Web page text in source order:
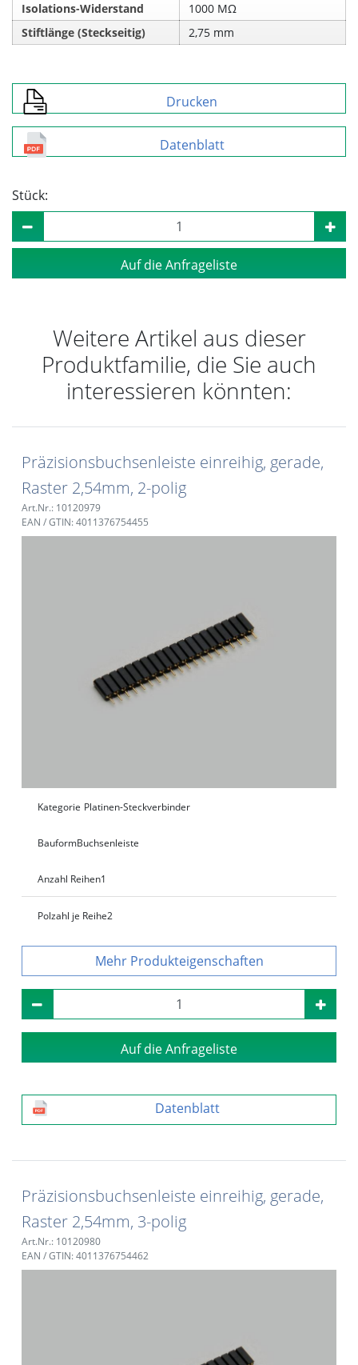
Isolations-Widerstand
1000 MΩ
Stiftlänge (Steckseitig)
2,75 mm
Drucken
Datenblatt
Stück:
Auf die Anfrageliste
Weitere Artikel aus dieser
Produktfamilie, die Sie auch
interessieren könnten:
Präzisionsbuchsenleiste einreihig, gerade,
Raster 2,54mm, 2-polig
Art.Nr.: 10120979
EAN / GTIN: 4011376754455
Kategorie Platinen-Steckverbinder
BauformBuchsenleiste
Anzahl Reihen1
Polzahl je Reihe2
Produkteigenschaften
Auf die Anfrageliste
Datenblatt
Präzisionsbuchsenleiste einreihig, gerade,
Raster 2,54mm, 3-polig
Art.Nr.: 10120980
EAN / GTIN: 4011376754462